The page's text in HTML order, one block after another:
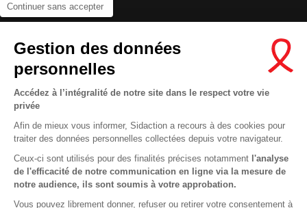
Continuer sans accepter
Gestion des données
personnelles
Accédez à l’intégralité de notre site dans le respect votre vie
privée
Afin de mieux vous informer, Sidaction a recours à des cookies pour
traiter des données personnelles collectées depuis votre navigateur.
Ceux-ci sont utilisés pour des finalités précises notamment l'analyse
de l'efficacité de notre communication en ligne via la mesure de
notre audience, ils sont soumis à votre approbation.
Vous pouvez librement donner, refuser ou retirer votre consentement à
Newsletter
Nous suivre sur les réseaux :
MENTIONS LÉGALES
CONDITIONS D’UTILISATION ET PROTECTION DES DONNÉES
COOKIES